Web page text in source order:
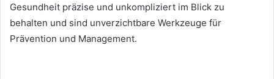
Gesundheit präzise und unkompliziert im Blick zu
behalten und sind unverzichtbare Werkzeuge für
Prävention und Management.